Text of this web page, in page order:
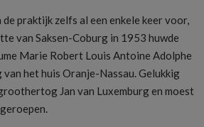
de praktijk zelfs al een enkele keer voor,
van Saksen-Coburg in 1953 huwde
Marie Robert Louis Antoine Adolphe
van het huis Oranje-Nassau. Gelukkig
Jan van Luxemburg en moest